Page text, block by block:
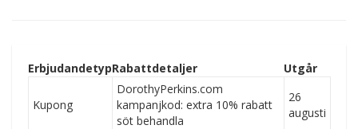
ErbjudandetypRabattdetaljer Utgår
Kupong
DorothyPerkins.com
kampanjkod: extra 10% rabatt
söt behandla
26
augusti